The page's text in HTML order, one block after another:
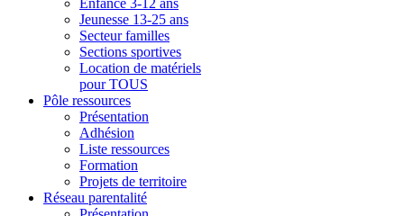
Enfance 3-12 ans
Jeunesse 13-25 ans
Secteur familles
Sections sportives
Location de matériels
pour TOUS
Pôle ressources
Présentation
Adhésion
Liste ressources
Formation
Projets de territoire
Réseau parentalité